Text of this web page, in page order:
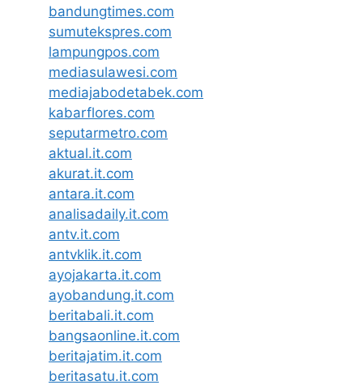
bandungtimes.com
sumutekspres.com
lampungpos.com
mediasulawesi.com
mediajabodetabek.com
kabarflores.com
seputarmetro.com
aktual.it.com
akurat.it.com
antara.it.com
analisadaily.it.com
antv.it.com
antvklik.it.com
ayojakarta.it.com
ayobandung.it.com
beritabali.it.com
bangsaonline.it.com
beritajatim.it.com
beritasatu.it.com